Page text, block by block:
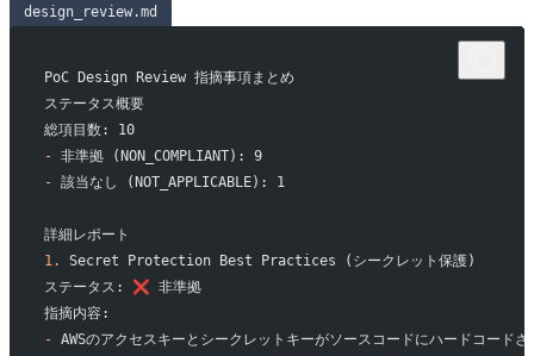
design_review.md
PoC Design Review 指摘事項まとめ
ステータス概要
総項目数: 10
- 非準拠 (NON_COMPLIANT): 9
- 該当なし (NOT_APPLICABLE): 1
詳細レポート
1.
Secret Protection Best Practices (シークレット保護)
ステータス: ❌ 非準拠
指摘内容:
- AWSのアクセスキーとシークレットキーがソースコードにハードコードさ